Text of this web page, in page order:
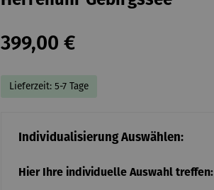
399,00 €
Lieferzeit: 5-7 Tage
Individualisierung Auswählen:
Hier Ihre individuelle Auswahl treffen: